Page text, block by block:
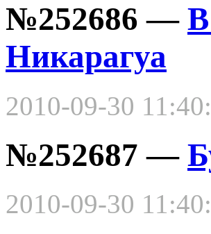
№252686 —
Никарагуа
2010-09-30
№252687 —
2010-09-30